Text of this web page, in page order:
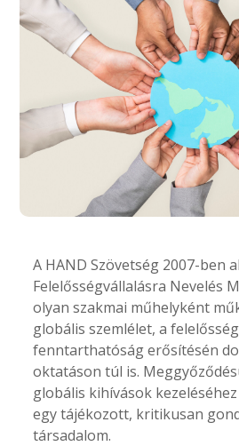
A HAND Szövetség 2007-ben
Felelősségvállalásra Nevelés
olyan szakmai műhelyként
globális szemlélet, a
fenntarthatóság erősítésén
oktatáson túl is.
globális kihívások
egy tájékozott, kritikusan
társadalom.